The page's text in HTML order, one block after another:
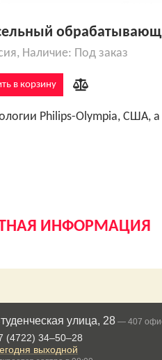
Наличие: Под заказ
в корзину
ИНФОРМАЦИЯ